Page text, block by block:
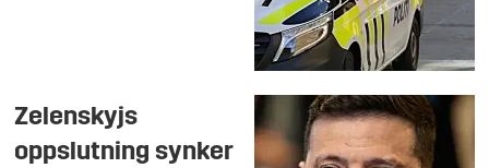
Zelenskyjs
oppslutning synker